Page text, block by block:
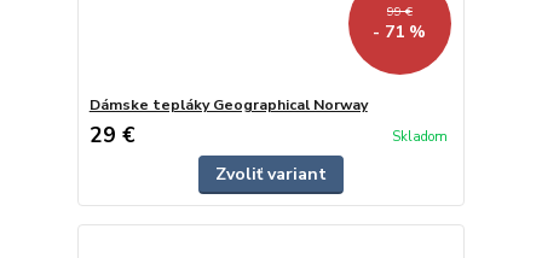
99 €
- 71 %
Dámske tepláky Geographical Norway
29 € Skladom
Zvoliť variant